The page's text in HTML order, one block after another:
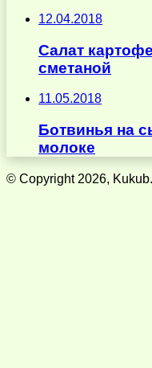
12.04.2018
Салат
сметаной
11.05.2018
Ботвинья на
молоке
© Copyright 2026,